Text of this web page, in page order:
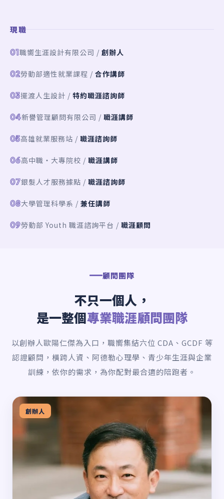
現職
01職嚮生涯設計有限公司 / 創辦人
02勞動部適性就業課程 / 合作講師
03擺渡人生設計 / 特約職涯諮詢師
04新譽管理顧問有限公司 / 職涯講師
05高雄就業服務站 / 職涯諮詢師
06高中職・大專院校 / 職涯講師
07銀髮人才服務據點 / 職涯諮詢師
08大學管理科學系 / 兼任講師
09勞動部 Youth 職涯諮詢平台 / 職涯顧問
顧問團隊
不只一個人，
是一整個專業職涯顧問團隊
以創辦人歐陽仁傑為入口，職嚮集結六位 CDA、GCDF 等
認證顧問，橫跨人資、阿德勒心理學、青少年生涯與企業
訓練，依你的需求，為你配對最合適的陪跑者。
創辦人